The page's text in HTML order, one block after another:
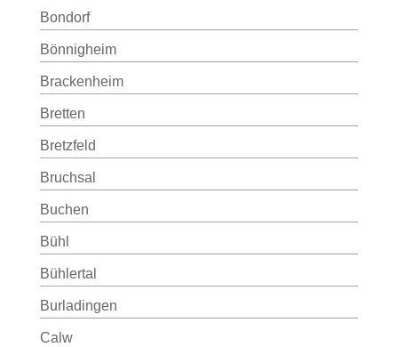
Bondorf
Bönnigheim
Brackenheim
Bretten
Bretzfeld
Bruchsal
Buchen
Bühl
Bühlertal
Burladingen
Calw